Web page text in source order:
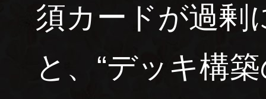
須カードが過剰
と、“デッキ構